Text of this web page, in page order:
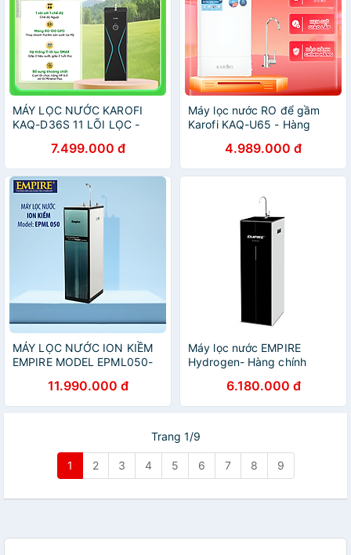
MÁY LỌC NƯỚC KAROFI
KAQ-D36S 11 LÕI LỌC -
7.499.000 đ
Máy lọc nước RO để gầm
Karofi KAQ-U65 - Hàng
4.989.000 đ
MÁY LỌC NƯỚC ION KIỀM
EMPIRE MODEL EPML050-
11.990.000 đ
Máy lọc nước EMPIRE
Hydrogen- Hàng chính
6.180.000 đ
Trang 1/9
1 2 3 4 5 6 7 8 9